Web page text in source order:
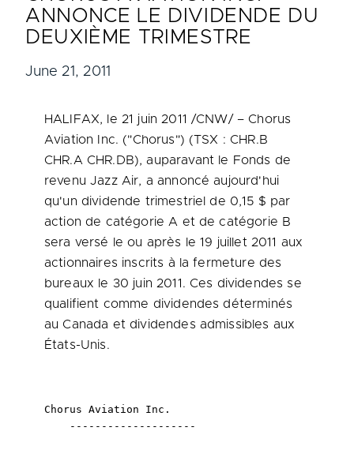
ANNONCE LE DIVIDENDE DU
DEUXIÈME TRIMESTRE
June 21, 2011
HALIFAX, le 21 juin 2011 /CNW/ – Chorus
Aviation Inc. ("Chorus") (TSX : CHR.B
CHR.A CHR.DB), auparavant le Fonds de
revenu Jazz Air, a annoncé aujourd'hui
qu'un dividende trimestriel de 0,15 $ par
action de catégorie A et de catégorie B
sera versé le ou après le 19 juillet 2011 aux
actionnaires inscrits à la fermeture des
bureaux le 30 juin 2011. Ces dividendes se
qualifient comme dividendes déterminés
auCanada et dividendes admissibles aux
États-Unis.
Chorus Aviation Inc.
    --------------------